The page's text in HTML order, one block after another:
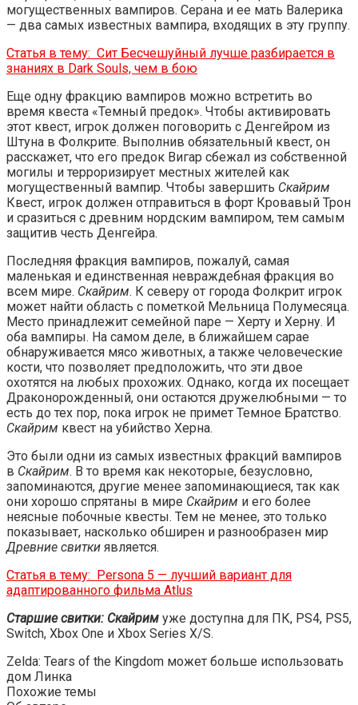
могущественных вампиров. Серана и ее мать Валерика
— два самых известных вампира, входящих в эту группу.
Статья в тему: Сит Бесчешуйный лучше разбирается в
знаниях в Dark Souls, чем в бою
Еще одну фракцию вампиров можно встретить во
время квеста «Темный предок». Чтобы активировать
этот квест, игрок должен поговорить с Денгейром из
Штуна в Фолкрите. Выполнив обязательный квест, он
расскажет, что его предок Вигар сбежал из собственной
могилы и терроризирует местных жителей как
могущественный вампир. Чтобы завершить Скайрим
Квест, игрок должен отправиться в форт Кровавый Трон
и сразиться с древним нордским вампиром, тем самым
защитив честь Денгейра.
Последняя фракция вампиров, пожалуй, самая
маленькая и единственная невраждебная фракция во
всем мире. Скайрим. К северу от города Фолкрит игрок
может найти область с пометкой Мельница Полумесяца.
Место принадлежит семейной паре — Херту и Херну. И
оба вампиры. На самом деле, в ближайшем сарае
обнаруживается мясо животных, а также человеческие
кости, что позволяет предположить, что эти двое
охотятся на любых прохожих. Однако, когда их посещает
Драконорожденный, они остаются дружелюбными — то
есть до тех пор, пока игрок не примет Темное Братство.
Скайрим квест на убийство Херна.
Это были одни из самых известных фракций вампиров
в Скайрим. В то время как некоторые, безусловно,
запоминаются, другие менее запоминающиеся, так как
они хорошо спрятаны в мире Скайрим и его более
неясные побочные квесты. Тем не менее, это только
показывает, насколько обширен и разнообразен мир
Древние свитки является.
Статья в тему: Persona 5 — лучший вариант для
адаптированного фильма Atlus
Старшие свитки: Скайрим уже доступна для ПК, PS4, PS5,
Switch, Xbox One и Xbox Series X/S.
Zelda: Tears of the Kingdom может больше использовать
дом Линка
Похожие темы